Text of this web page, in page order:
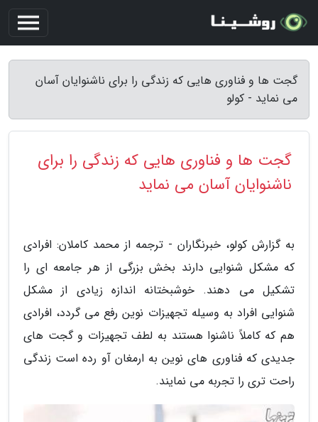
گجت ها و فناوری هایی که زندگی را برای ناشنوایان آسان
می نماید - کولو
گجت ها و فناوری هایی که زندگی را برای
ناشنوایان آسان می نماید
به گزارش کولو، خبرنگاران - ترجمه از محمد کاملان: افرادی
که مشکل شنوایی دارند بخش بزرگی از هر جامعه ای را
تشکیل می دهند. خوشبختانه اندازه زیادی از مشکل
شنوایی افراد به وسیله تجهیزات نوین رفع می گردد، افرادی
هم که کاملاً ناشنوا هستند به لطف تجهیزات و گجت های
جدیدی که فناوری های نوین به ارمغان آو رده است زندگی
راحت تری را تجربه می نمایند.